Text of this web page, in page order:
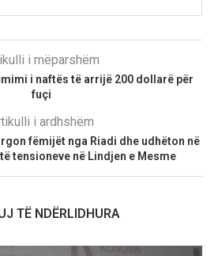
i mëparshëm
i naftës të arrijë 200 dollarë për
fuçi
i ardhshëm
fëmijët nga Riadi dhe udhëton në
tensioneve në Lindjen e Mesme
TË NDËRLIDHURA